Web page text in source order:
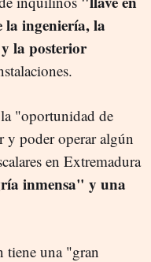
la ingeniería, la
la posterior
"oportunidad de
y poder operar algún
en Extremadura
inmensa" y una
tiene una "gran